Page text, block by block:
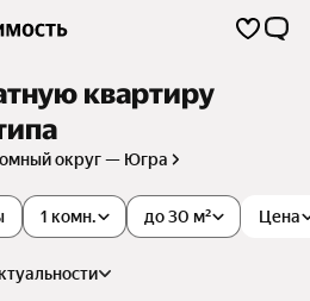
квартиру
округ — Югра
1 комн. Цена
до 30 м²